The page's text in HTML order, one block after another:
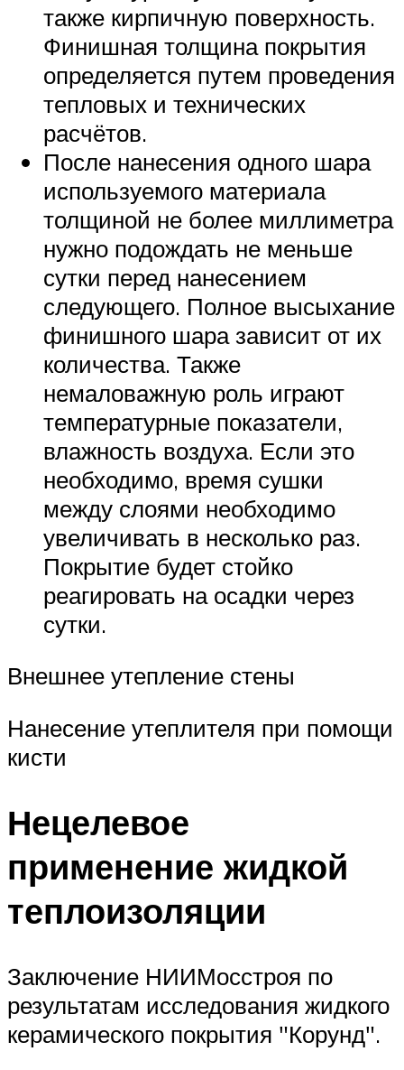
также кирпичную поверхность.
Финишная толщина покрытия
определяется путем проведения
тепловых и технических
расчётов.
После нанесения одного шара
используемого материала
толщиной не более миллиметра
нужно подождать не меньше
сутки перед нанесением
следующего. Полное высыхание
финишного шара зависит от их
количества. Также
немаловажную роль играют
температурные показатели,
влажность воздуха. Если это
необходимо, время сушки
между слоями необходимо
увеличивать в несколько раз.
Покрытие будет стойко
реагировать на осадки через
сутки.
Внешнее утепление стены
Нанесение утеплителя при помощи
кисти
Нецелевое
применение жидкой
теплоизоляции
Заключение НИИМосстроя по
результатам исследования жидкого
керамического покрытия
Корунд .